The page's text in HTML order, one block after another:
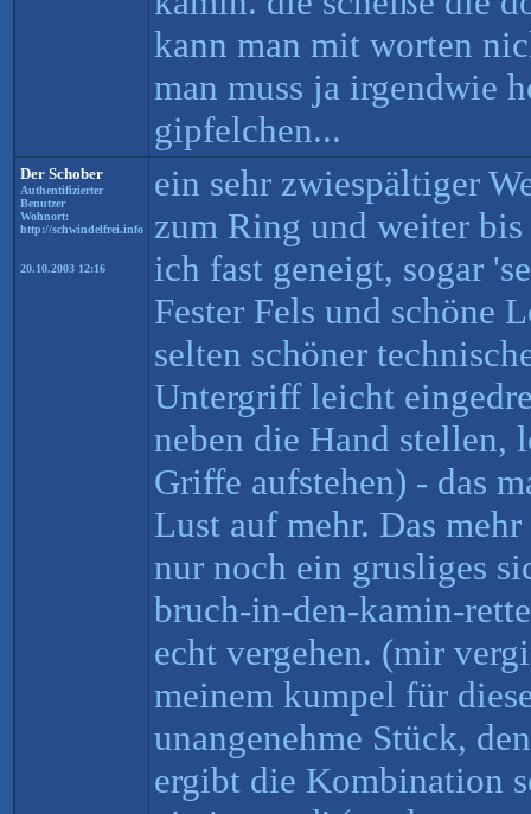
kann man mit worten
man muss ja irgendwie
gipfelchen...
Der Schober
Authentifizierter
Benutzer
Wohnort:
http://schwindelfrei.info
20.10.2003 12:16
ein sehr zwiespältiger
zum Ring und weiter
ich fast geneigt, sogar
Fester Fels und schöne
selten schöner
Untergriff leicht
neben die Hand stellen,
Griffe aufstehen) - das
Lust auf mehr. Das
nur noch ein grusliges
bruch-in-den-kamin-
echt vergehen. (mir
meinem kumpel für
unangenehme Stück,
ergibt die Kombination